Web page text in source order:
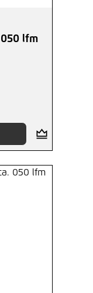
von 4.71 von 5
lfm